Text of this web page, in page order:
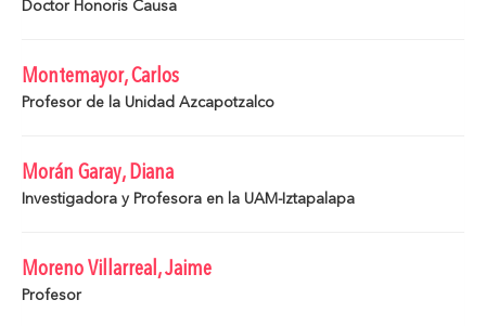
Doctor Honoris Causa
Montemayor, Carlos
Profesor de la Unidad Azcapotzalco
Morán Garay, Diana
Investigadora y Profesora en la UAM-Iztapalapa
Moreno Villarreal, Jaime
Profesor